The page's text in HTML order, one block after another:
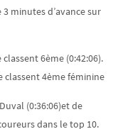
minutes d’avance sur
6ème (0:42:06).
classent 4ème féminine
(0:36:06)et de
dans le top 10.